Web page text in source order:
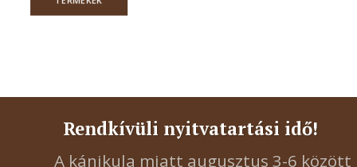
Rendkívüli nyitvatartási idő!
A kánikula miatt augusztus 3-6 között